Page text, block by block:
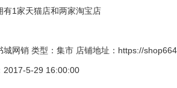
有1家天猫店和两家淘宝店
城网销 类型：集市 店铺地址：https://
2017-5-29 16:00:00